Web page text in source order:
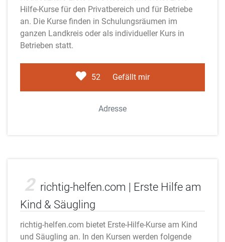
Hilfe-Kurse für den Privatbereich und für Betriebe
an. Die Kurse finden in Schulungsräumen im
ganzen Landkreis oder als individueller Kurs in
Betrieben statt.
52 Gefällt mir
Adresse
2 richtig-helfen.com | Erste Hilfe am
Kind & Säugling
richtig-helfen.com bietet Erste-Hilfe-Kurse am Kind
und Säugling an. In den Kursen werden folgende